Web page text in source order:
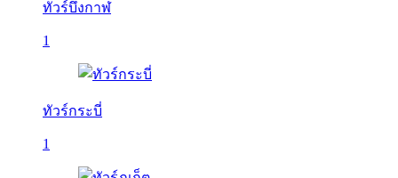
ทัวร์บึงกาฬ
1
ทัวร์กระบี่
1